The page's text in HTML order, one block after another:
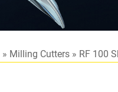
» Milling Cutters » RF 100